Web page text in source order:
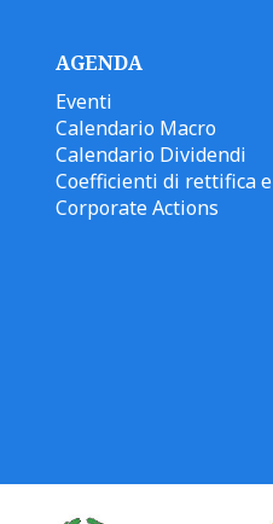
AGENDA
Eventi
Calendario Macro
Calendario Dividendi
Coefficienti di rettifica e
Corporate Actions